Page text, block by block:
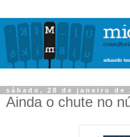
sábado, 28 de janeiro de
Ainda o chute no